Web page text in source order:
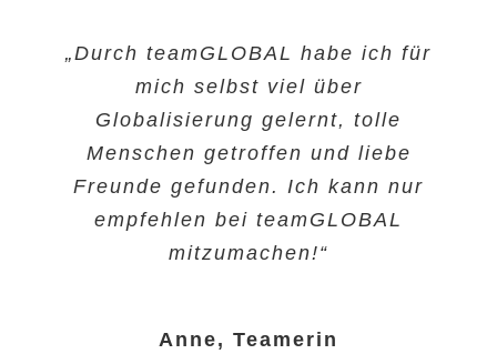
„Durch teamGLOBAL habe ich für
mich selbst viel über
Globalisierung gelernt, tolle
Menschen getroffen und liebe
Freunde gefunden. Ich kann nur
empfehlen bei teamGLOBAL
mitzumachen!“
Anne, Teamerin
„Dank teamGLOBAL habe ich viel
von der EU gesehen – Ob Berlin,
London, Dublin, Kopenhagen
oder Stockholm. Natürlich war
ich dabei mit dem Zug
unterwegs. Ich würde mich
immer wieder bei teamGLOBAL